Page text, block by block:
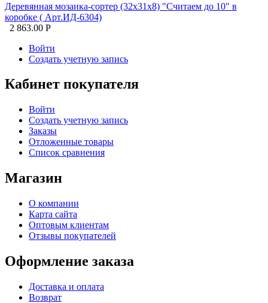
Деревянная мозаика-сортер (32х31х8) "Считаем до 10" в
коробке ( Арт.ИД-6304)
2 863.00 Р
Войти
Создать учетную запись
Кабинет покупателя
Войти
Создать учетную запись
Заказы
Отложенные товары
Список сравнения
Магазин
О компании
Карта сайта
Оптовым клиентам
Отзывы покупателей
Оформление заказа
Доставка и оплата
Возврат